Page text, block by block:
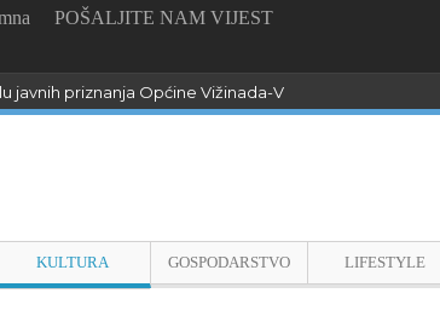
POŠALJITE NAM VIJEST
priznanja Općine Vižinada-Visinada
KULTURA GOSPODARSTVO LIFESTYLE